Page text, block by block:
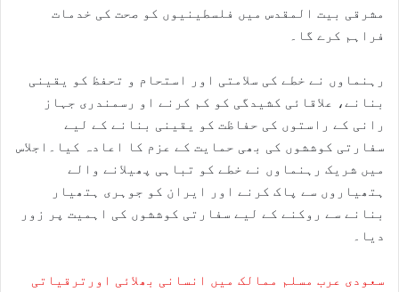
مشرقی بیت المقدس میں فلسطینیوں کو صحت کی خدمات
فراہم کرے گا۔
رہنماوں نے خطے کی سلامتی اور استحام و تحفظ کو یقینی
بنانے، علاقائی کشیدگی کو کم کرنے او رسمندری جہاز
رانی کے راستوں کی حفاظت کو یقینی بنانے کے لیے
سفارتی کوششوں کی بھی حمایت کے عزم کا اعادہ کیا۔اجلاس
میں شریک رہنماوں نے خطے کو تباہی پھیلانے والے
ہتھیاروں سے پاک کرنے اور ایران کو جوہری ہتھیار
بنانے سے روکنے کے لیے سفارتی کوششوں کی اہمیت پر زور
دیا۔
سعودی عرب مسلم ممالک میں انسانی بھلائی اورترقیاتی